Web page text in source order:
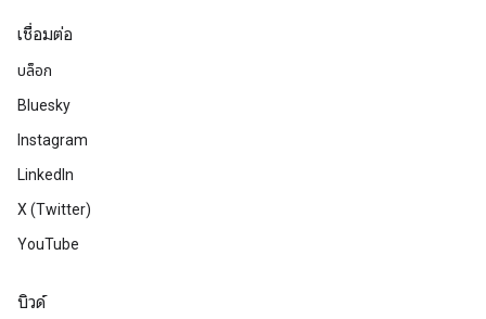
เชื่อมต่อ
บล็อก
Bluesky
Instagram
LinkedIn
X (Twitter)
YouTube
บิวด์